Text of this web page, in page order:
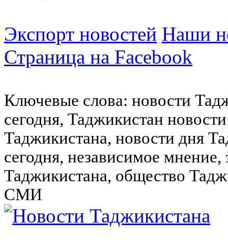
Экспорт новостей Наши
Страница на Facebook
Ключевые слова: новости
сегодня, Таджикистан
Таджикистана, новости дня
сегодня, независимое
Таджикистана, общество
СМИ